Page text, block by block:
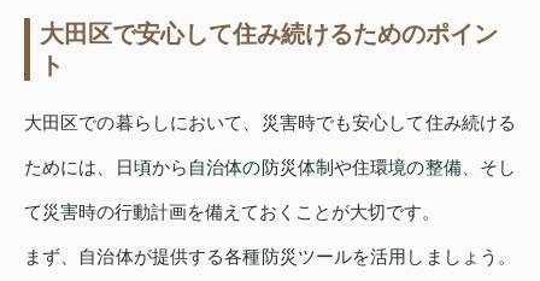
大田区で安心して住み続けるためのポイン
ト
大田区での暮らしにおいて、災害時でも安心して住み続ける
ためには、日頃から自治体の防災体制や住環境の整備、そし
て災害時の行動計画を備えておくことが大切です。
まず、自治体が提供する各種防災ツールを活用しましょう。